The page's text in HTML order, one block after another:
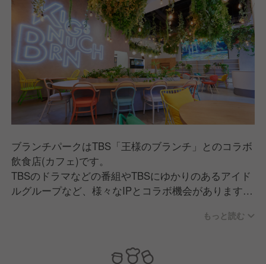
ブランチパークはTBS「王様のブランチ」とのコラボ
飲食店(カフェ)です。
TBSのドラマなどの番組やTBSにゆかりのあるアイド
ルグループなど、様々なIPとコラボ機会があります。
発やコラボ運営のオペレーションの設定など、様々な
もっと読む